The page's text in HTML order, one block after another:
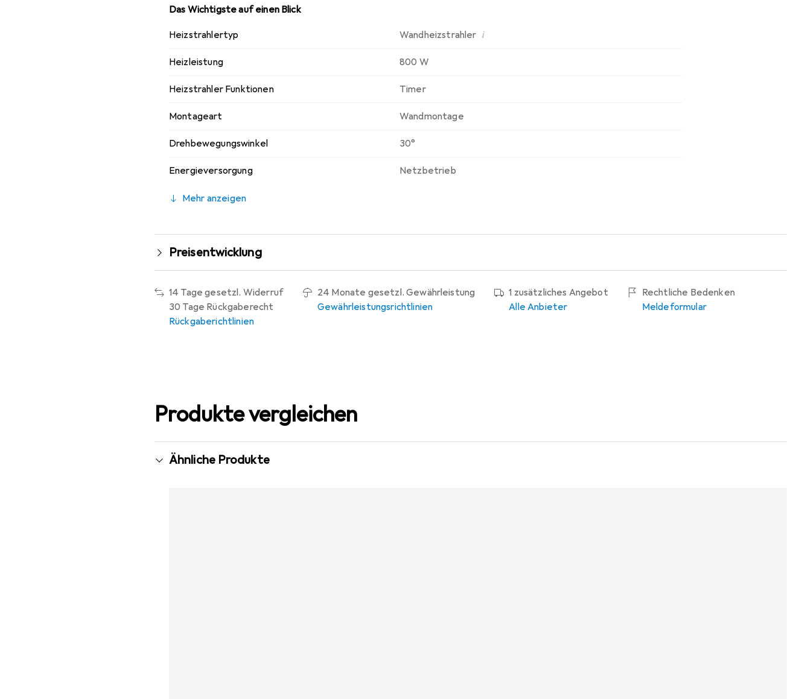
Das Wichtigste auf einen Blick
Heizstrahlertyp Wandheizstrahler i
Heizleistung 800 W
Heizstrahler Funktionen Timer
Montageart Wandmontage
Drehbewegungswinkel 30°
Energieversorgung Netzbetrieb
Mehr anzeigen
Preisentwicklung
14 Tage gesetzl. Widerruf
30 Tage Rückgaberecht
Rückgaberichtlinien
24 Monate gesetzl. Gewährleistung
Gewährleistungsrichtlinien
1 zusätzliches Angebot
Alle Anbieter
Rechtliche Bedenken
Meldeformular
Produkte vergleichen
Ähnliche Produkte